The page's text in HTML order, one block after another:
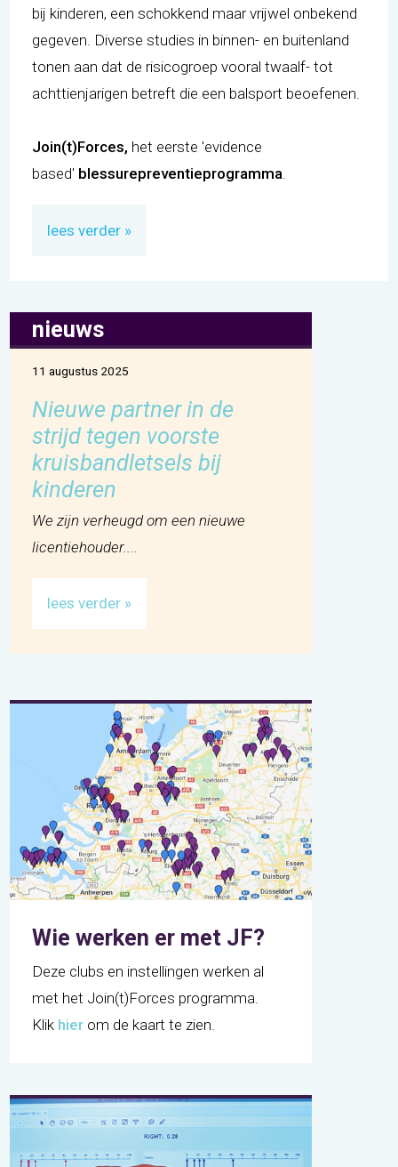
bij kinderen, een schokkend maar vrijwel onbekend
gegeven. Diverse studies in binnen- en buitenland
tonen aan dat de risicogroep vooral twaalf- tot
achttienjarigen betreft die een balsport beoefenen.
Join(t)Forces, het eerste 'evidence
based' blessurepreventieprogramma.
lees verder
nieuws
11 augustus 2025
Nieuwe partner in de
strijd tegen voorste
kruisbandletsels bij
kinderen
We zijn verheugd om een nieuwe
licentiehouder....
lees verder »
Wie werken er met JF?
Deze clubs en instellingen werken al
met het Join(t)Forces programma.
Klik hier om de kaart te zien.